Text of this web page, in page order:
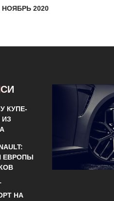
НОЯБРЬ 2020
КУПЕ-
ИЗ
ЕВРОПЫ
НА